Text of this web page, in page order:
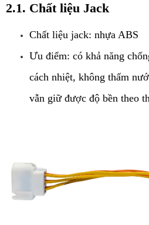
2.1. Chất liệu Jack
Chất liệu jack: nhựa ABS
Ưu điểm: có khả năng
cách nhiệt, không thấm
vẫn giữ được độ bền theo